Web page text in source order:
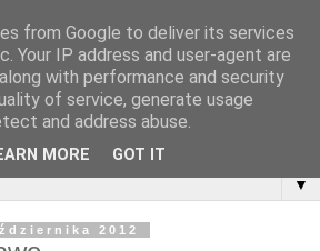
▼
2012
from Google to deliver its services
Your IP address and user-agent are
with performance and security
of service, generate usage
and address abuse.
MORE GOT IT